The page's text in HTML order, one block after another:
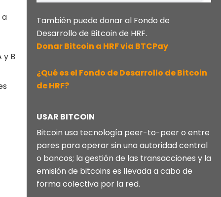
a
y B
También puede donar al Fondo de
Desarrollo de Bitcoin de HRF.
Donar Bitcoin a HRF via BTCPay
¿Qué es el Fondo de Desarrollo de Bitcoin
de HRF?
USAR BITCOIN
Bitcoin usa tecnología peer-to-peer o entre
pares para operar sin una autoridad central
o bancos; la gestión de las transacciones y la
emisión de bitcoins es llevada a cabo de
forma colectiva por la red.